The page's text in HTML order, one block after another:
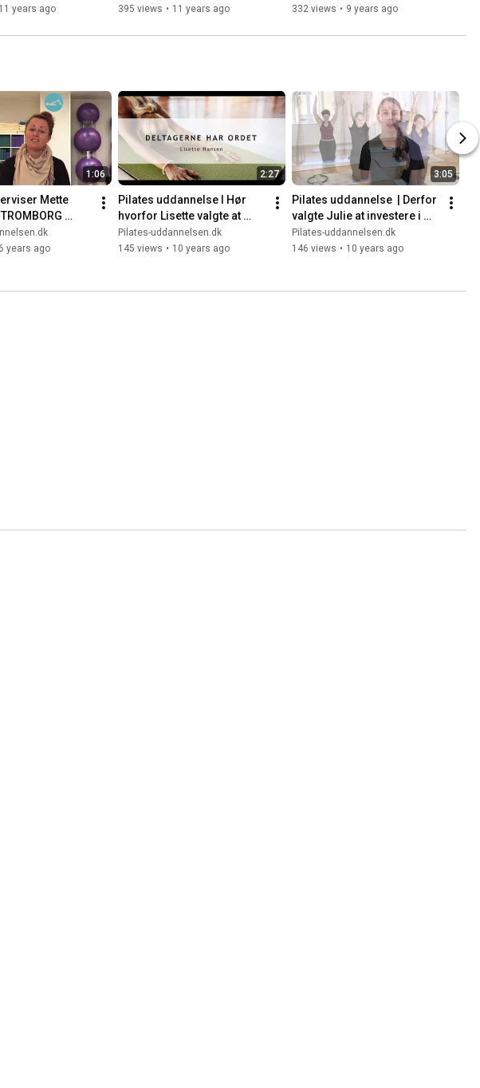
11 years ago
nakke
395 views • 11 years ago
332 views • 9 years ago
1:06
Mette
6 years ago
2:27
Pilates uddannelse I Hør
hvorfor Lisette valgte at
investere i pilates
uddannelse
Pilates-uddannelsen.dk
145 views • 10 years ago
3:05
Pilates uddannelse  | Derfor
valgte Julie at investere i
pilates-uddannelsen
Pilates-uddannelsen.dk
146 views • 10 years ago